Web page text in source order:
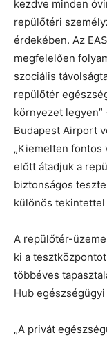
kezdve minden
repülőtéri
érdekében. Az
megfelelően
szociális
repülőtér
környezet legyen”
Budapest Airport
„Kiemelten fontos
előtt átadjuk a
biztonságos
különös tekintettel
A repülőtér-
ki a
többéves
Hub
„A privát